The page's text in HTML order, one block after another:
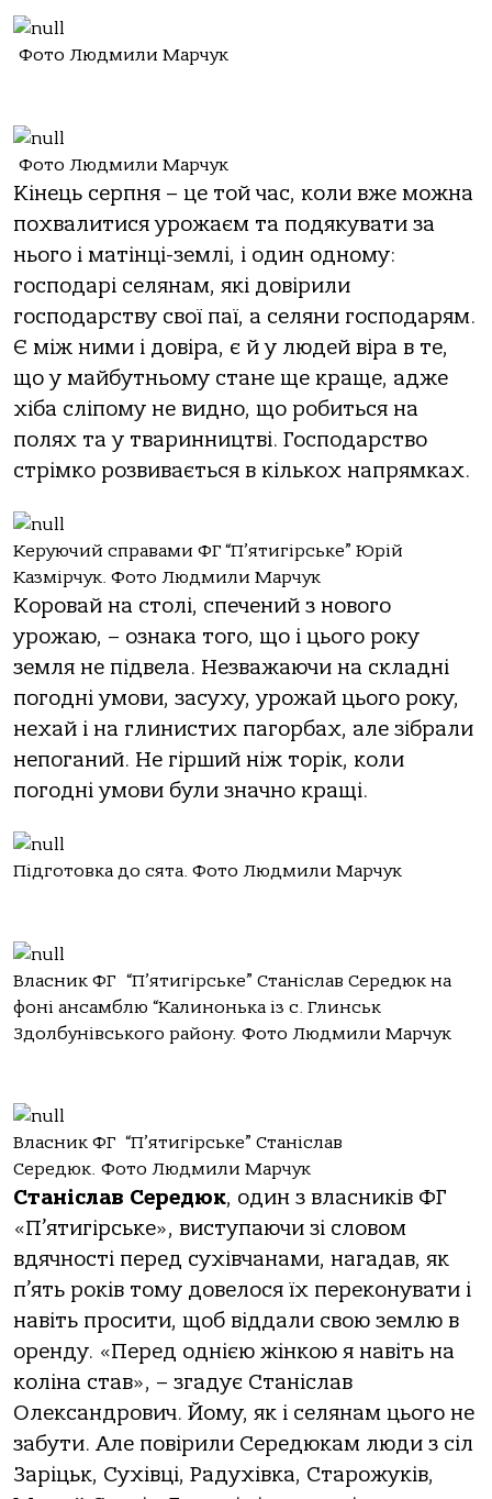
Фото Людмили Марчук
Фото Людмили Марчук
Кінець серпня – це той час, коли вже можна
похвалитися урожаєм та подякувати за
нього і матінці-землі, і один одному:
господарі селянам, які довірили
господарству свої паї, а селяни господарям.
Є між ними і довіра, є й у людей віра в те,
що у майбутньому стане ще краще, адже
хіба сліпому не видно, що робиться на
полях та у тваринництві. Господарство
стрімко розвивається в кількох напрямках.
Керуючий справами ФГ “П’ятигірське” Юрій
Казмірчук. Фото Людмили Марчук
Коровай на столі, спечений з нового
урожаю, – ознака того, що і цього року
земля не підвела. Незважаючи на складні
погодні умови, засуху, урожай цього року,
нехай і на глинистих пагорбах, але зібрали
непоганий. Не гірший ніж торік, коли
погодні умови були значно кращі.
Підготовка до сята. Фото Людмили Марчук
Власник ФГ “П’ятигірське” Станіслав Середюк на
фоні ансамблю “Калинонька із с. Глинськ
Здолбунівського району. Фото Людмили Марчук
Власник ФГ “П’ятигірське” Станіслав
Середюк. Фото Людмили Марчук
Станіслав Середюк, один з власників ФГ
«П’ятигірське», виступаючи зі словом
вдячності перед сухівчанами, нагадав, як
п’ять років тому довелося їх переконувати і
навіть просити, щоб віддали свою землю в
оренду. «Перед однією жінкою я навіть на
коліна став», – згадує Станіслав
Олександрович. Йому, як і селянам цього не
забути. Але повірили Середюкам люди з сіл
Заріцьк, Сухівці, Радухівка, Старожуків,